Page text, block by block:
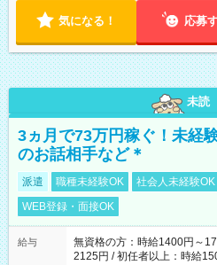
気になる！ 応募
未読
3ヵ月で73万円稼ぐ！未経
のお話相手など＊
派遣 職種未経験OK 社会人未経験OK
WEB登録・面接OK
給与
無資格の方：時給1400円～
2125円 / 初任者以上：時給